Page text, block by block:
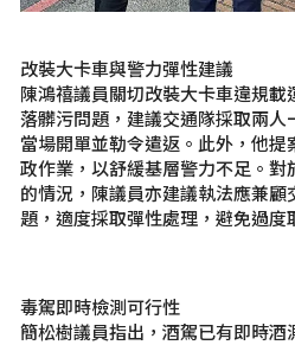
改裝大卡車與警力彈性建議
陳鴻禧議員關切改裝大卡車違規
落髒污問題，建議交通隊採取兩人
當場開單並勒令遣返。此外，他
政作業，以舒緩基層警力不足。對
的情況，陳議員亦建議執法應兼
題，適度採取彈性處理，避免過度
毒駕即時檢測可行性
簡松樹議員指出，酒駕已有即時酒